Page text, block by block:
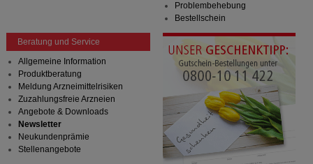
Problembehebung
Bestellschein
Beratung und Service
Allgemeine Information
Produktberatung
Meldung Arzneimittelrisiken
Zuzahlungsfreie Arzneien
Angebote & Downloads
Newsletter
Neukundenprämie
Stellenangebote